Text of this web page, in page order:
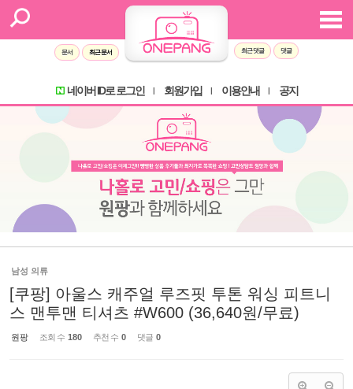
문서 최근 문서 최근 댓글 댓글
네이버 ID로 로그인 회원가입 이용안내 공지
남성 의류
[쿠팡] 아울스 캐주얼 루즈핏 투톤 워싱 피트니
스 맨투맨 티셔츠 #W600 (36,640원/무료)
원팡 조회 수 180 추천 수 0 댓글 0